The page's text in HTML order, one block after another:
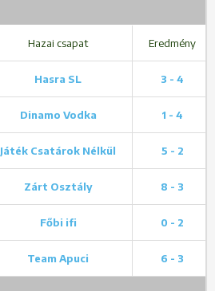
Hazai csapat Eredmény
Hasra SL 3 - 4
Dinamo Vodka 1 - 4
Játék Csatárok Nélkül 5 - 2
Zárt Osztály 8 - 3
Főbi ifi 0 - 2
Team Apuci 6 - 3